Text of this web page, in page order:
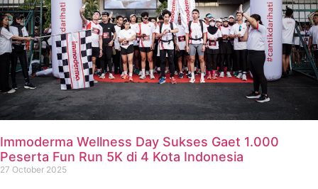
Immoderma Wellness Day Sukses Gaet 1.000
Peserta Fun Run 5K di 4 Kota Indonesia
27 October 2025